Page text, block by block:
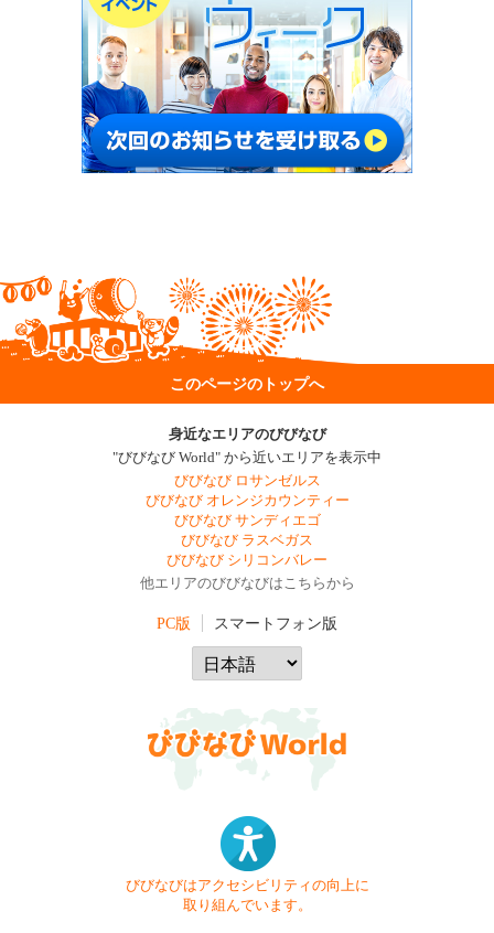
このページのトップへ
身近なエリアのびびなび
"びびなび World" から近いエリアを表示中
びびなび ロサンゼルス
びびなび オレンジカウンティー
びびなび サンディエゴ
びびなび ラスベガス
びびなび シリコンバレー
他エリアのびびなびはこちらから
PC版 スマートフォン版
びびなびはアクセシビリティの向上に
取り組んでいます。